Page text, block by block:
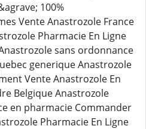
100%
Vente Anastrozole France
Pharmacie En Ligne
sans ordonnance
generique Anastrozole
Vente Anastrozole En
Belgique Anastrozole
en pharmacie Commander
Pharmacie En Ligne